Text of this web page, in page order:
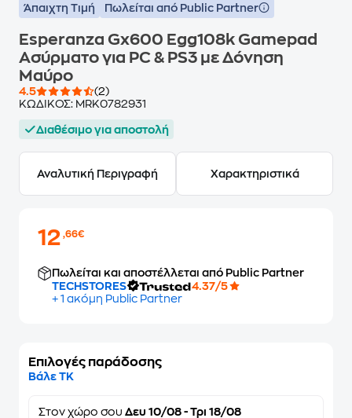
Άπαιχτη Τιμή Πωλείται από Public Partner
Esperanza Gx600 Egg108k Gamepad
Ασύρματο για PC & PS3 με Δόνηση
Μαύρο
4.5
(2)
ΚΩΔΙΚΟΣ: MRK0782931
Διαθέσιμο για αποστολή
Αναλυτική Περιγραφή Χαρακτηριστικά
12,66€
Πωλείται και αποστέλλεται από Public Partner
TECHSTORES
4.37/5
+ 1 ακόμη Public Partner
Επιλογές παράδοσης
Βάλε ΤΚ
Στον χώρο σου Δευ 10/08 - Τρι 18/08